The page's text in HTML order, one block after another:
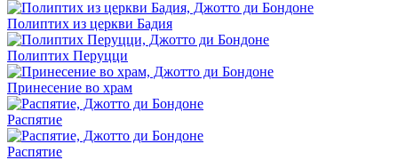
Полиптих из церкви Бадия
Полиптих Перуцци
Принесение во храм
Распятие
Распятие